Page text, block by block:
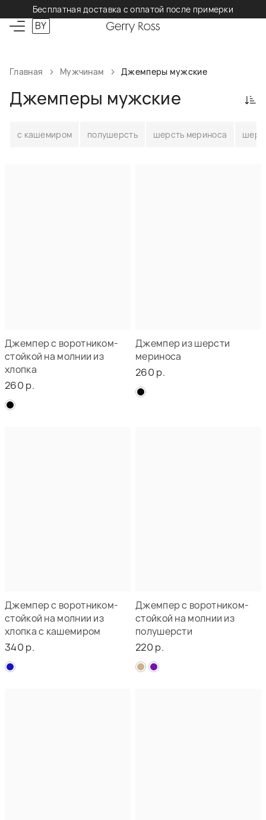
Бесплатная доставка с оплатой после примерки
BY
Главная Мужчинам Джемперы мужские
Джемперы мужские
с кашемиром полушерсть шерсть мериноса
Джемпер с воротником-
стойкой на молнии из
хлопка
260 р.
Джемпер из шерсти
мериноса
260 р.
Джемпер с воротником-
стойкой на молнии из
хлопка с кашемиром
340 р.
Джемпер с воротником-
стойкой на молнии из
полушерсти
220 р.